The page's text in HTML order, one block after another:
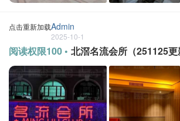
点击重新加载Admin
2025-10-1
阅读权限100 • 北滘名流会所（251125更